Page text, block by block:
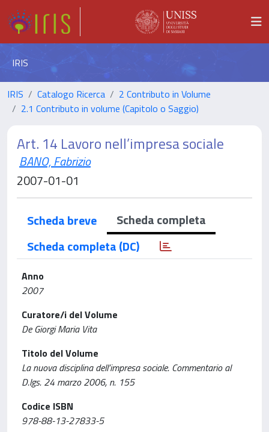
IRIS
IRIS Catalogo Ricerca
2 Contributo in Volume
2.1 Contributo in volume (Capitolo o Saggio)
Art. 14 Lavoro nell’impresa sociale
BANO, Fabrizio
2007-01-01
Scheda breve
Scheda completa
Scheda completa (DC)
Anno
2007
Curatore/i del Volume
De Giorgi Maria Vita
Titolo del Volume
La nuova disciplina dell’impresa sociale. Commentario al
D.lgs. 24 marzo 2006, n. 155
Codice ISBN
978-88-13-27833-5